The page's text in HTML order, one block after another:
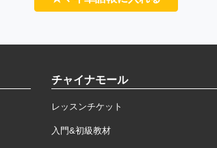
チャイナモール
レッスンチケット
入門&初級教材